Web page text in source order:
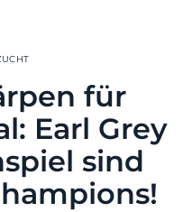
für
Earl Grey
sind